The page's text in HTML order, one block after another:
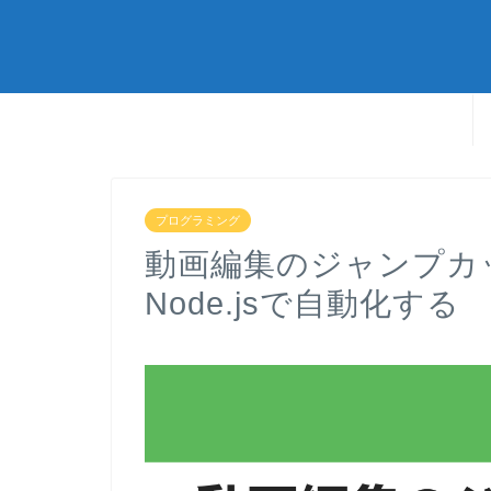
プログラミング
動画編集のジャンプ
Node.jsで自動化する